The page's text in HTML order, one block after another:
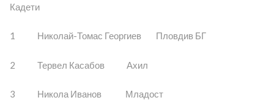
Кадети
1 Николай-Томас Георгиев Пловдив БГ
2 Тервел Касабов Ахил
3 Никола Иванов Младост